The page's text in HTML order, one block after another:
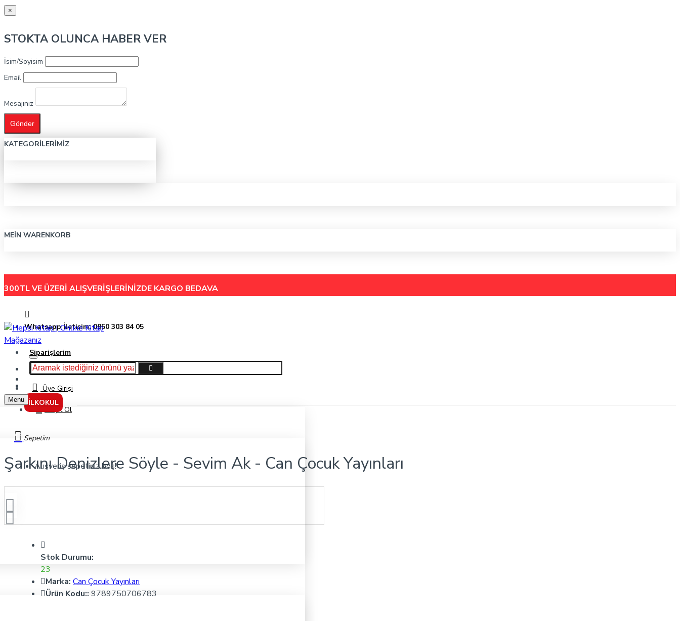
×
STOKTA OLUNCA HABER VER
İsim/Soyisim
Email
Mesajınız
Gönder
KATEGORILERIMIZ
MEIN WARENKORB
300TL VE ÜZERİ ALIŞVERİŞLERİNİZDE KARGO BEDAVA
Whatsapp İletişim: 0850 303 84 05
Siparişlerim
Hakkımızda
İletişimÜye Girişi
Kayıt Ol
Sepetim
Alışveriş sepetiniz boş!
İLKOKUL
Menu
Şarkını Denizlere Söyle - Sevim Ak - Can Çocuk Yayınları
Şarkını Denizlere Söyle - Sevim Ak - Can Çocuk Yayınları
Stok Durumu:
23
Marka: Can Çocuk Yayınları
Ürün Kodu:: 9789750706783